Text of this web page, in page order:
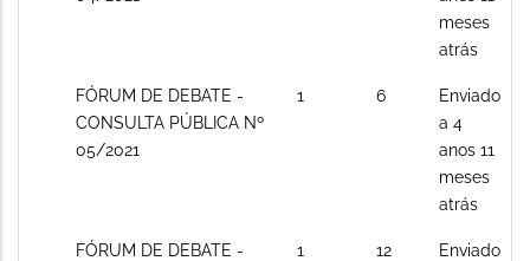
meses
atrás
Sem
novos
posts
FÓRUM DE DEBATE -
CONSULTA PÚBLICA Nº
05/2021
1 6
Enviado
a 4
anos 11
meses
atrás
Sem
FÓRUM DE DEBATE -
1 12
Enviado